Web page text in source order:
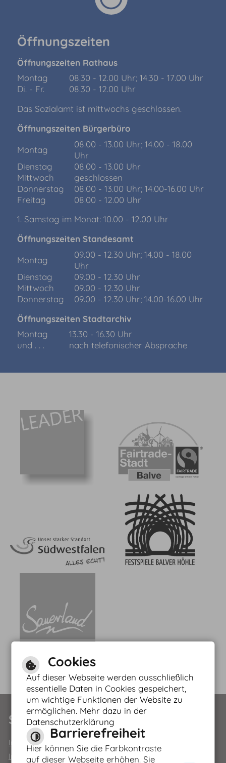
Öffnungszeiten
Öffnungszeiten Rathaus
Montag
08.30 - 12.00 Uhr; 14.30 - 17.00 Uhr
Di. - Fr.
08.30 - 12.00 Uhr
Das Sozialamt ist mittwochs geschlossen.
Öffnungszeiten Bürgerbüro
Montag
08.00 - 13.00 Uhr; 14.00 - 18.00
Uhr
Dienstag
08.00 - 13.00 Uhr
Mittwoch
geschlossen
Donnerstag
08.00 - 13.00 Uhr; 14.00-16.00 Uhr
Freitag
08.00 - 12.00 Uhr
1. Samstag im Monat: 10.00 - 12.00 Uhr
Öffnungszeiten Standesamt
Montag
09.00 - 12.30 Uhr; 14.00 - 18.00
Uhr
Dienstag
09.00 - 12.30 Uhr
Mittwoch
09.00 - 12.30 Uhr
Donnerstag
09.00 - 12.30 Uhr; 14.00-16.00 Uhr
Öffnungszeiten Stadtarchiv
Montag
13.30 - 16.30 Uhr
und . . .
nach telefonischer Absprache
Service
Impressum
Inhaltsverzeichnis
Leichte Sprache
Gebärdensprache
Cookies
Auf dieser Webseite werden ausschließlich
essentielle Daten in Cookies gespeichert,
um wichtige Funktionen der Website zu
ermöglichen. Mehr dazu in der
Datenschutzerklärung
Barrierefreiheit
Hier können Sie die Farbkontraste
auf dieser Webseite erhöhen. Sie